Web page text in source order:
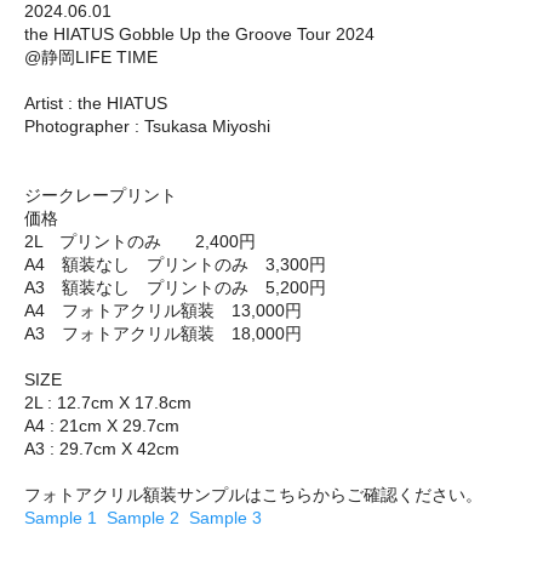
2024.06.01
the HIATUS Gobble Up the Groove Tour 2024
@静岡LIFE TIME
Artist : the HIATUS
Photographer : Tsukasa Miyoshi
ジークレープリント
価格
2L プリントのみ 2,400円
A4 額装なし プリントのみ 3,300円
A3 額装なし プリントのみ 5,200円
A4 フォトアクリル額装 13,000円
A3 フォトアクリル額装 18,000円
SIZE
2L : 12.7cm X 17.8cm
A4 : 21cm X 29.7cm
A3 : 29.7cm X 42cm
フォトアクリル額装サンプルはこちらからご確認ください。
Sample 1
Sample 2 Sample 3